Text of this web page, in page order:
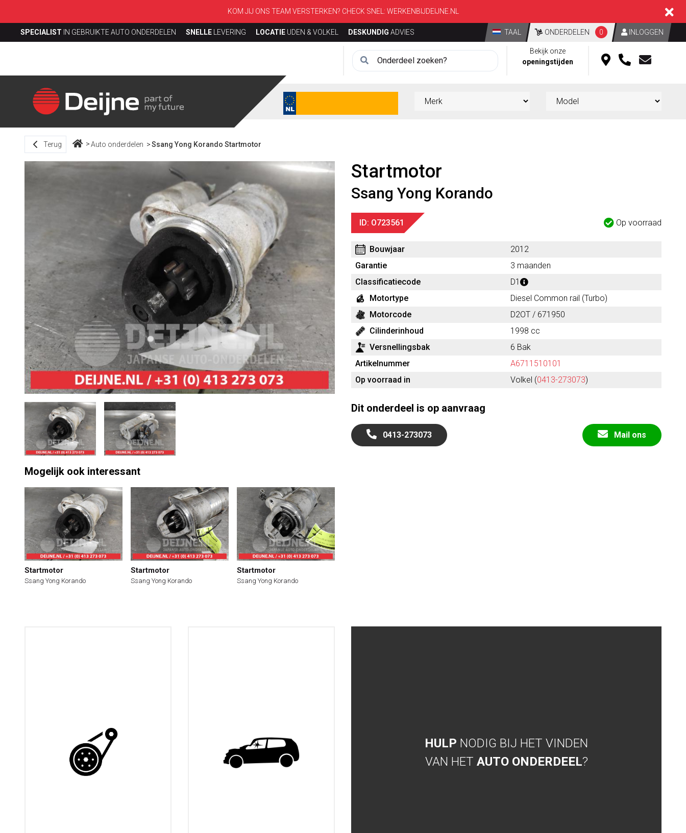
KOM JIJ ONS TEAM VERSTERKEN? CHECK SNEL: WERKENBIJDEIJNE.NL
SPECIALIST IN GEBRUIKTE AUTO ONDERDELEN SNELLE LEVERING LOCATIE UDEN & VOLKEL DESKUNDIG ADVIES TAAL ONDERDELEN 0 INLOGGEN
Bekijk onze
openingstijden
Terug Auto onderdelen Ssang Yong Korando Startmotor
Mogelijk ook interessant
Startmotor
Ssang Yong Korando
Startmotor
Ssang Yong Korando
Startmotor
Ssang Yong Korando
Startmotor
Ssang Yong Korando
ID: O723561 Op voorraad
Bouwjaar
2012
Garantie
3 maanden
Classificatiecode
D1
Motortype
Diesel Common rail (Turbo)
Motorcode
D2OT / 671950
Cilinderinhoud
1998 cc
Versnellingsbak
6 Bak
Artikelnummer
A6711510101
Op voorraad in
Volkel (0413-273073)
Dit onderdeel is op aanvraag
0413-273073 Mail ons
HULP NODIG BIJ HET VINDEN
VAN HET AUTO ONDERDEEL?